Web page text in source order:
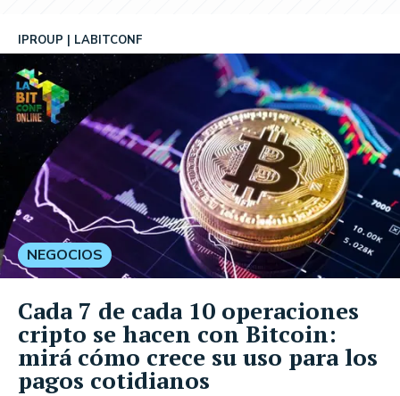
IPROUP LABITCONF
NEGOCIOS
Cada 7 de cada 10 operaciones
cripto se hacen con Bitcoin:
mirá cómo crece su uso para los
pagos cotidianos